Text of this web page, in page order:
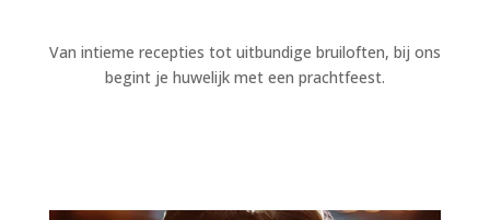
Van intieme recepties tot uitbundige bruiloften, bij ons
begint je huwelijk met een prachtfeest.